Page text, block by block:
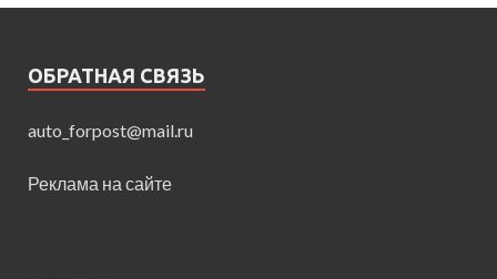
ОБРАТНАЯ СВЯЗЬ
auto_forpost@mail.ru
Реклама на сайте